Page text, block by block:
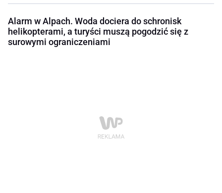
Alarm w Alpach. Woda dociera do schronisk
helikopterami, a turyści muszą pogodzić się z
surowymi ograniczeniami